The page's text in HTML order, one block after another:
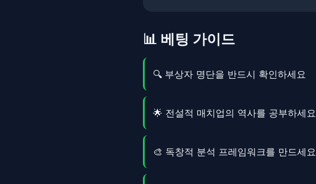
📊 베팅 가이드
🔍 부상자 명단을 반드시 확인하세요
🌟 전설적 매치업의 역사를 공부하세요
🎨 독창적 분석 프레임워크를 만드세요